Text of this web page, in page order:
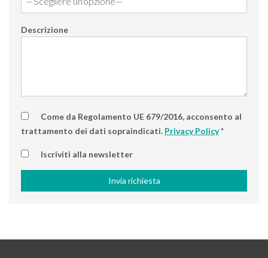
Descrizione
Come da Regolamento UE 679/2016, acconsento al
trattamento dei dati sopraindicati. Privacy Policy*
Iscriviti alla newsletter